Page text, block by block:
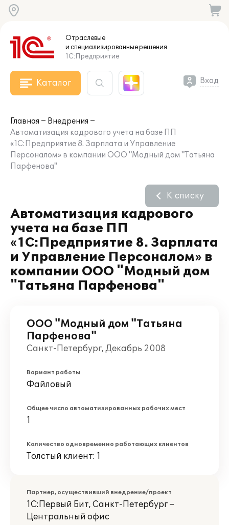
Отраслевые
и специализированныерешения
1С:Предприятие
Каталог Вход
Главная
Внедрения
Автоматизация кадрового учета на базе ПП
«1С:Предприятие 8. Зарплата и Управление
Персоналом» в компании ООО "Модный дом "Татьяна
Парфенова"
Автоматизация кадрового
учета на базе ПП
«1С:Предприятие 8. Зарплата
и Управление Персоналом» в
компании ООО "Модный дом
"Татьяна Парфенова"
К списку
ООО "Модный дом "Татьяна
Парфенова"
Санкт-Петербург, Декабрь 2008
Вариант работы
Файловый
Общее число автоматизированных рабочих мест
1
Количество одновременно работающих клиентов
Толстый клиент: 1
Партнер, осуществивший внедрение/проект
1С:Первый Бит, Санкт-Петербург –
Центральный офис